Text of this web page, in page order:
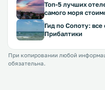
Топ-5 лучших
самого моря
Гид по Сопоту:
Прибалтики
При копировании любой
обязательна.